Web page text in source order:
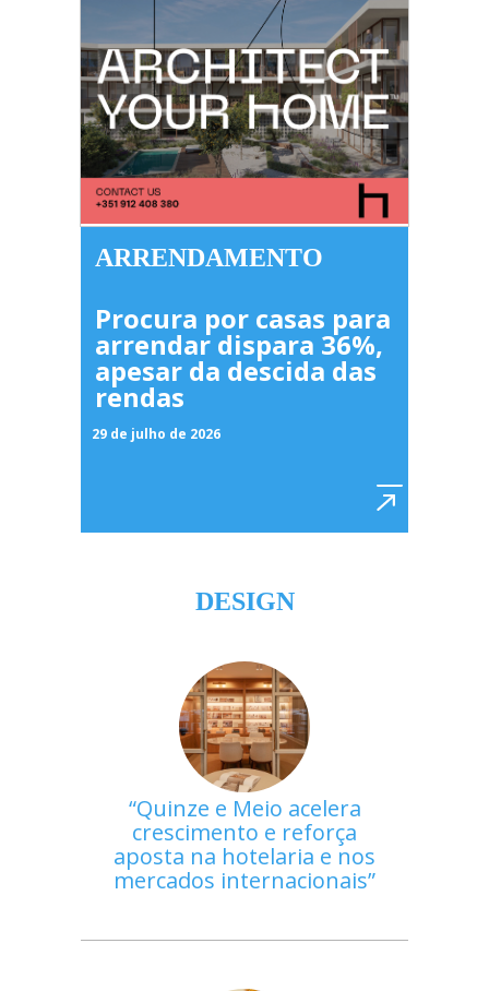
ARRENDAMENTO
Procura por casas para
arrendar dispara 36%,
apesar da descida das
rendas
29 de julho de 2026
DESIGN
Quinze e Meio acelera
crescimento e reforça
aposta na hotelaria e nos
mercados internacionais